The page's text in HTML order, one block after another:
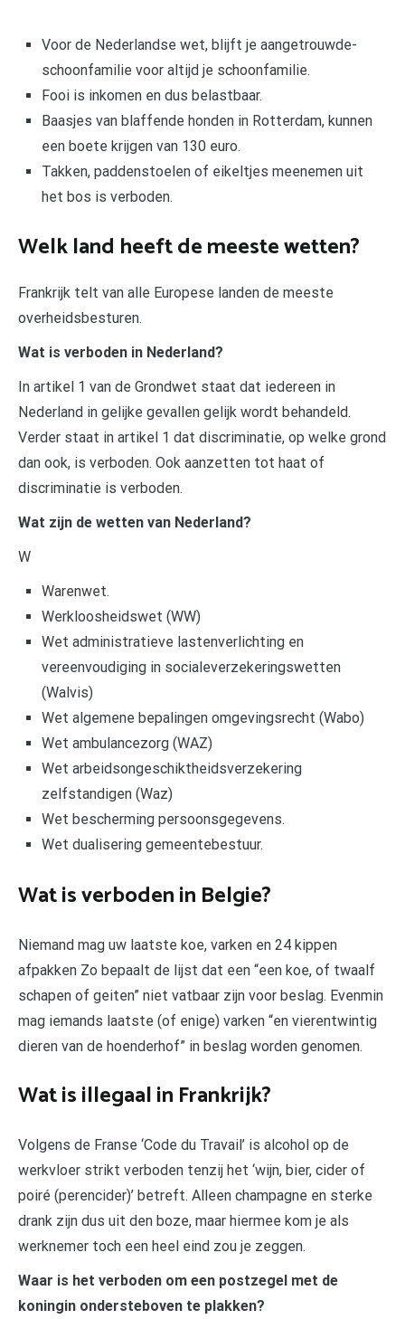
Voor de Nederlandse wet, blijft je aangetrouwde-
schoonfamilie voor altijd je schoonfamilie.
Fooi is inkomen en dus belastbaar.
Baasjes van blaffende honden in Rotterdam, kunnen
een boete krijgen van 130 euro.
Takken, paddenstoelen of eikeltjes meenemen uit
het bos is verboden.
Welk land heeft de meeste wetten?
Frankrijk telt van alle Europese landen de meeste
overheidsbesturen.
Wat is verboden in Nederland?
In artikel 1 van de Grondwet staat dat iedereen in
Nederland in gelijke gevallen gelijk wordt behandeld.
Verder staat in artikel 1 dat discriminatie, op welke grond
dan ook, is verboden. Ook aanzetten tot haat of
discriminatie is verboden.
Wat zijn de wetten van Nederland?
W
Warenwet.
Werkloosheidswet (WW)
Wet administratieve lastenverlichting en
vereenvoudiging in socialeverzekeringswetten
(Walvis)
Wet algemene bepalingen omgevingsrecht (Wabo)
Wet ambulancezorg (WAZ)
Wet arbeidsongeschiktheidsverzekering
zelfstandigen (Waz)
Wet bescherming persoonsgegevens.
Wet dualisering gemeentebestuur.
Wat is verboden in Belgie?
Niemand mag uw laatste koe, varken en 24 kippen
afpakken Zo bepaalt de lijst dat een “een koe, of twaalf
schapen of geiten” niet vatbaar zijn voor beslag. Evenmin
mag iemands laatste (of enige) varken “en vierentwintig
dieren van de hoenderhof” in beslag worden genomen.
Wat is illegaal in Frankrijk?
Volgens de Franse ‘Code du Travail’ is alcohol op de
werkvloer strikt verboden tenzij het ‘wijn, bier, cider of
poiré (perencider)’ betreft. Alleen champagne en sterke
drank zijn dus uit den boze, maar hiermee kom je als
werknemer toch een heel eind zou je zeggen.
Waar is het verboden om een postzegel met de
koningin ondersteboven te plakken?